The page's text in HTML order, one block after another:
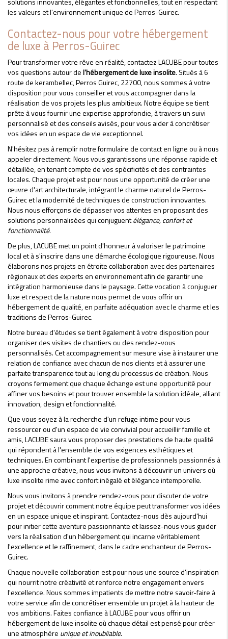
les valeurs et l'environnement unique de Perros-Guirec.
Contactez-nous pour votre hébergement
de luxe à Perros-Guirec
Pour transformer votre rêve en réalité, contactez LACUBE pour toutes
vos questions autour del'hébergement de luxe insolite. Situés à 6
route de kerambellec, Perros Guirec, 22700, nous sommes à votre
disposition pour vous conseiller et vous accompagner dans la
réalisation de vos projets les plus ambitieux. Notre équipe se tient
prête à vous fournir une expertise approfondie, à travers un suivi
personnalisé et des conseils avisés, pour vous aider à concrétiser
vos idées en un espace de vie exceptionnel.
N'hésitez pas à remplir notre formulaire de contact en ligne ou à nous
appeler directement. Nous vous garantissons une réponse rapide et
détaillée, en tenant compte de vos spécificités et des contraintes
locales. Chaque projet est pour nous une opportunité de créer une
œuvre d'art architecturale, intégrant le charme naturel de Perros-
Guirec et la modernité de techniques de construction innovantes.
Nous nous efforçons de dépasser vos attentes en proposant des
solutions personnalisées qui conjuguentélégance, confort et
fonctionnalité.
De plus, LACUBE met un point d'honneur à valoriser le patrimoine
local et à s'inscrire dans une démarche écologique rigoureuse. Nous
élaborons nos projets en étroite collaboration avec des partenaires
régionaux et des experts en environnement afin de garantir une
intégration harmonieuse dans le paysage. Cette vocation à conjuguer
luxe et respect de la nature nous permet de vous offrir un
hébergement de qualité, en parfaite adéquation avec le charme et les
traditions de Perros-Guirec.
Notre bureau d'études se tient également à votre disposition pour
organiser des visites de chantiers ou des rendez-vous
personnalisés. Cet accompagnement sur mesure vise à instaurer une
relation de confiance avec chacun de nos clients et à assurer une
parfaite transparence tout au long du processus de création. Nous
croyons fermement que chaque échange est une opportunité pour
affiner vos besoins et pour trouver ensemble la solution idéale, alliant
innovation, design et fonctionnalité.
Que vous soyez à la recherche d'un refuge intime pour vous
ressourcer ou d'un espace de vie convivial pour accueillir famille et
amis, LACUBE saura vous proposer des prestations de haute qualité
qui répondent à l'ensemble de vos exigences esthétiques et
techniques. En combinant l'expertise de professionnels passionnés à
une approche créative, nous vous invitons à découvrir un univers où
luxe insolite rime avec confort inégalé et élégance intemporelle.
Nous vous invitons à prendre rendez-vous pour discuter de votre
projet et découvrir comment notre équipe peut transformer vos idées
en un espace unique et inspirant. Contactez-nous dès aujourd'hui
pour initier cette aventure passionnante et laissez-nous vous guider
vers la réalisation d'un hébergement qui incarne véritablement
l'excellence et le raffinement, dans le cadre enchanteur de Perros-
Guirec.
Chaque nouvelle collaboration est pour nous une source d'inspiration
qui nourrit notre créativité et renforce notre engagement envers
l'excellence. Nous sommes impatients de mettre notre savoir-faire à
votre service afin de concrétiser ensemble un projet à la hauteur de
vos ambitions. Faites confiance à LACUBE pour vous offrir un
hébergement de luxe insolite où chaque détail est pensé pour créer
une atmosphère unique et inoubliable.